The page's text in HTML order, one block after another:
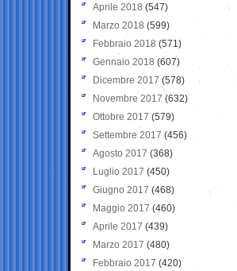
Aprile 2018 (547)
Marzo 2018 (599)
Febbraio 2018 (571)
Gennaio 2018 (607)
Dicembre 2017 (578)
Novembre 2017 (632)
Ottobre 2017 (579)
Settembre 2017 (456)
Agosto 2017 (368)
Luglio 2017 (450)
Giugno 2017 (468)
Maggio 2017 (460)
Aprile 2017 (439)
Marzo 2017 (480)
Febbraio 2017 (420)